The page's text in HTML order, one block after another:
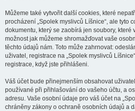
Můžeme také vytvořit další cookies, které
procházení „Spolek myslivců Líšnice“, ale tyto
dokumentu, který se zaobírá jen soubory, které
možnost jak můžeme shromažďovat vaše
těchto údajů nám. Toto může zahrnovat:
uživatel, registrace na „Spolek myslivců
registrace, když jste přihlášeni.
Váš účet bude přinejmenším obsahovat
používané při přihlašování do vašeho účtu, a
adresu. Vaše osobní údaje pro váš účet na
chráněny zákony o ochraně osobních údajů a